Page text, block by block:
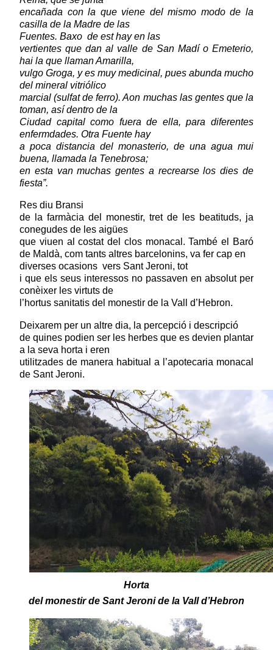
encañada con la que viene del mismo modo de la
casilla de la Madre de las
Fuentes. Baxo de est hay en las
vertientes que dan al valle de San Madí o Emeterio,
hai la que llaman Amarilla,
vulgo Groga, y es muy medicinal, pues abunda mucho
del mineral vitriólico
marcial (sulfat de ferro). Aon muchas las gentes que la
toman, así dentro de la
Ciudad capital como fuera de ella, para diferentes
enfermdades. Otra Fuente hay
a poca distancia del monasterio, de una agua mui
buena, llamada la Tenebrosa;
en esta van muchas gentes a recrearse los dies de
fiesta”.
Res diu Bransi
de la farmàcia del monestir, tret de les beatituds, ja
conegudes de les aigües
que viuen al costat del clos monacal.També el Baró
de Maldà, com tants altres barcelonins, va fer cap en
diverses ocasions vers Sant Jeroni, tot
i que els seus interessos no passaven en absolut per
conèixer les virtuts de
l’hortus sanitatis del monestir de la Vall d’Hebron.
Deixarem per un altre dia, la percepció i descripció
de quines podien ser les herbes que es devien plantar
a la seva horta i eren
utilitzades de manera habitual a l’apotecaria monacal
de Sant Jeroni.
Horta
del monestir de Sant Jeroni de la Vall d’Hebron